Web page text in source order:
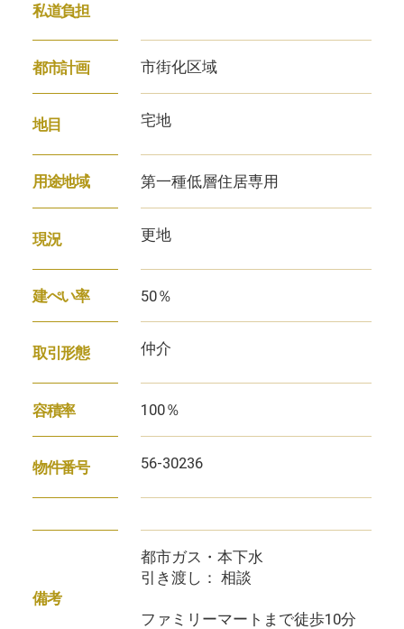
私道負担
都市計画 市街化区域
地目 宅地
用途地域 第一種低層住居専用
現況 更地
建ぺい率 50％
取引形態 仲介
容積率 100％
物件番号 56-30236
備考
都市ガス・本下水
引き渡し： 相談
ファミリーマートまで徒歩10分